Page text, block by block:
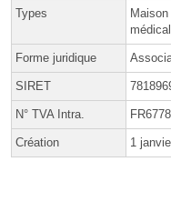
Types
Forme juridique
SIRET
N° TVA Intra.
Création 1